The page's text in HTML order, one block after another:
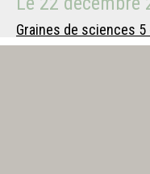
Graines de sciences